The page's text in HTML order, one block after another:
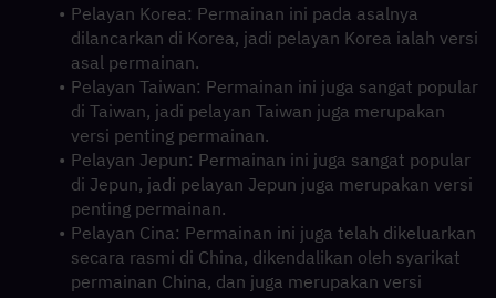
Pelayan Korea: Permainan ini pada asalnya
dilancarkan di Korea, jadi pelayan Korea ialah versi
asal permainan.
Pelayan Taiwan: Permainan ini juga sangat popular
di Taiwan, jadi pelayan Taiwan juga merupakan
versi penting permainan.
Pelayan Jepun: Permainan ini juga sangat popular
di Jepun, jadi pelayan Jepun juga merupakan versi
penting permainan.
Pelayan Cina: Permainan ini juga telah dikeluarkan
secara rasmi di China, dikendalikan oleh syarikat
permainan China, dan juga merupakan versi